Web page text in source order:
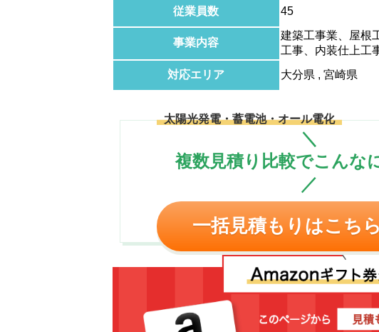
従業員数 45
事業内容
建築工事業、屋根
工事、内装仕上工
対応エリア
大分県 , 宮崎県
太陽光発電・蓄電池・オール電化
＼
複数見積り比較でこんな
／
一括見積もりはこち